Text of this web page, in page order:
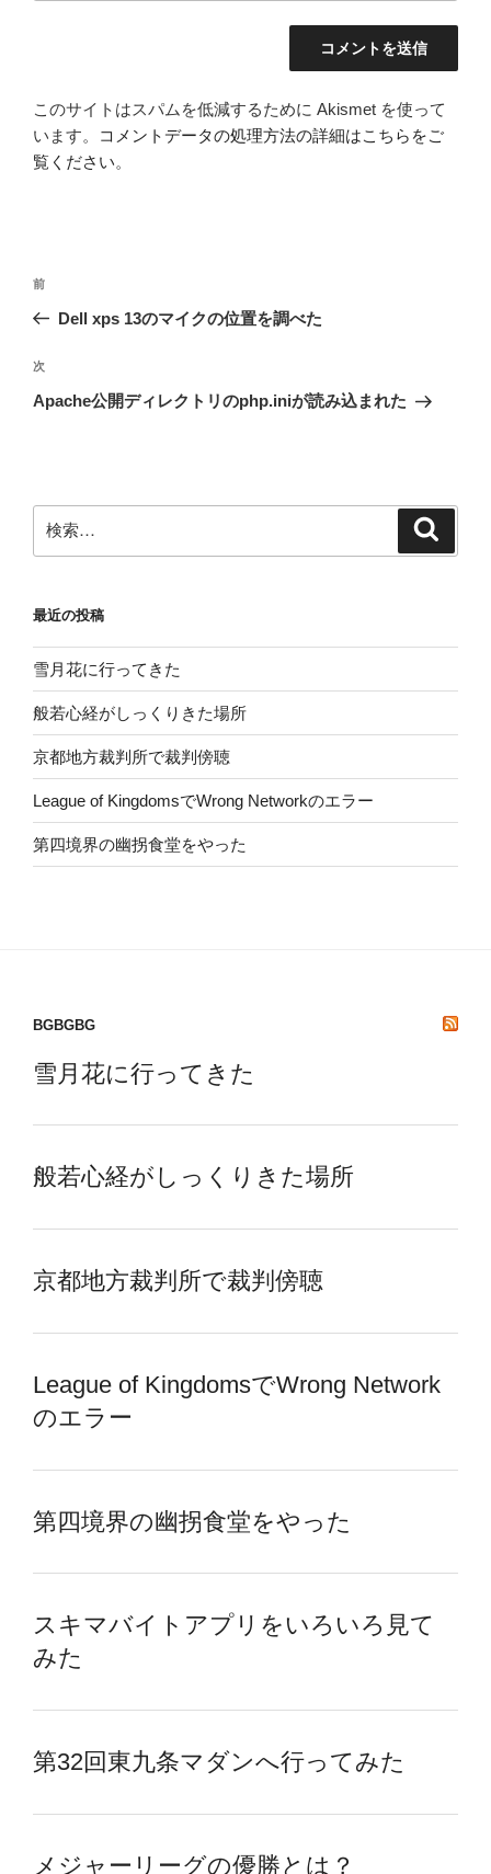
このサイトはスパムを低減するために Akismet を使って
います。
コメントデータの処理方法の詳細はこちらをご
覧ください。
投
ナ
ビ
ゲ
ン
前
の
稿
前
Dell xps 13のマイクの位置を調べた
次
の
次
Apache公開ディレクトリのphp.iniが読み込まれた
索:
最近の投稿
雪月花に行ってきた
般若心経がしっくりきた場所
京都地方裁判所で裁判傍聴
League of KingdomsでWrong Networkのエラー
第四境界の幽拐食堂をやった
BGBGBG
雪月花に行ってきた
般若心経がしっくりきた場所
京都地方裁判所で裁判傍聴
League of KingdomsでWrong Network
のエラー
第四境界の幽拐食堂をやった
スキマバイトアプリをいろいろ見て
みた
第32回東九条マダンへ行ってみた
メジャーリーグの優勝とは？